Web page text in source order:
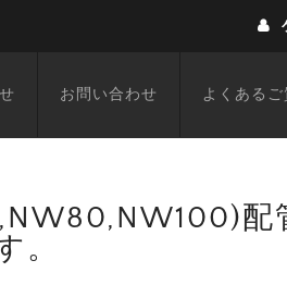
お問い合わせ よくあるご
配
。